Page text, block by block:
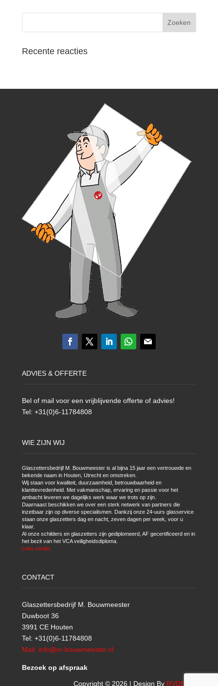
Recente reacties
ADVIES & OFFERTE
Bel of mail voor een vrijblijvende offerte of advies!
Tel: +31(0)6-11784808
WIE ZIJN WIJ
Glaszettersbedrijf M. Bouwmeester is al bijna 15 jaar een vertrouwde en
bekende naam in Houten, Utrecht en omstreken.
Wij staan voor kwaliteit, duurzaamheid, betrouwbaarheid en
klanttevredenheid. Met vakmanschap, ervaring en passie voor het
ambacht leveren we dagelijks werk waar we trots op zijn.
Daarnaast beschikken we over een sterk netwerk van partners die
inzetbaar zijn op diverse specialismen. Dankzij onze 24-uurs glasservice
staan onze glaszetters dag en nacht, zeven dagen per week, voor u
klaar.
Al onze schilders en glaszetters zijn gediplomeerd, AF gecertificeerd en in
het bezit van het VCA veiligheidsdiploma.
Lees verder
CONTACT
Glaszettersbedrijf M. Bouwmeester
Duwboot 36
3991 CE Houten
Tel: +31(0)6-11784808
Mail: info@m-bouwmeester.nl
Bezoek op afspraak
Copyright © 2026 | Design By RVDBICT